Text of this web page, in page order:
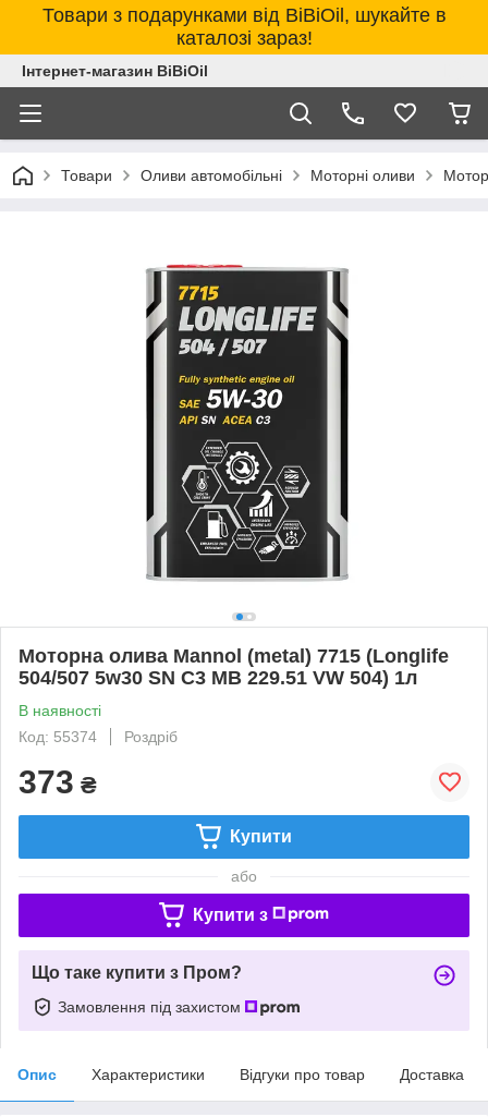
Товари з подарунками від BiBiOil, шукайте в
каталозі зараз!
Інтернет-магазин BiBiOil
Товари Оливи автомобільні Моторні оливи
Моторна олива Mannol (metal) 7715 (Longlife
504/507 5w30 SN C3 MB 229.51 VW 504) 1л
В наявності
Код: 55374
Роздріб
373 ₴
Купити
або
Купити з
Що таке купити з Пром?
Замовлення під захистом
Опис Характеристики Відгуки про товар Доставка